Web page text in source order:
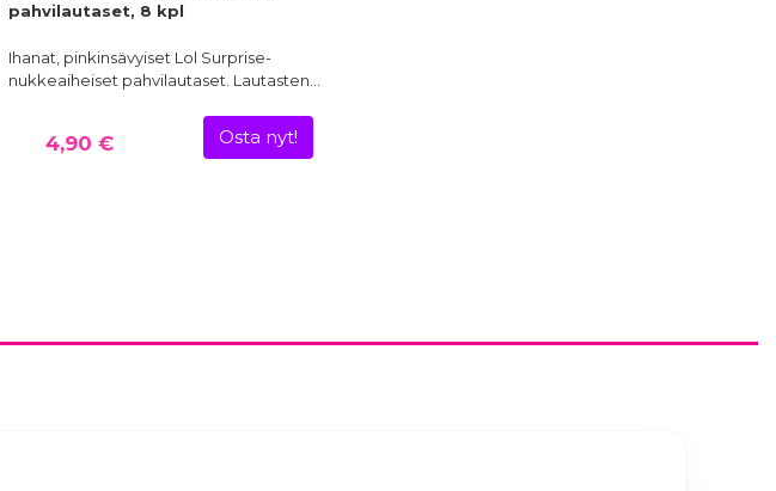
pahvilautaset, 8 kpl
Ihanat, pinkinsävyiset Lol Surprise-
nukkeaiheiset pahvilautaset. Lautasten…
4,90 € Osta nyt!